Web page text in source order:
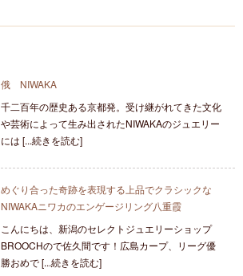
俄 NIWAKA
千二百年の歴史ある京都発。受け継がれてきた文化
や芸術によって生み出されたNIWAKAのジュエリー
には [...続きを読む]
めぐり合った奇跡を表現する上品でクラシックな
NIWAKAニワカのエンゲージリング八重霞
こんにちは、新潟のセレクトジュエリーショップ
BROOCHので佐久間です！広島カープ、リーグ優
勝おめで [...続きを読む]